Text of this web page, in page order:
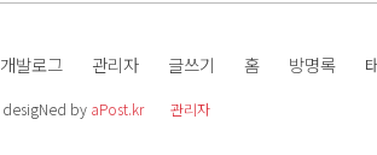
개발로그 관리자 글쓰기 홈 방명록
desigNed by aPost.kr 관리자